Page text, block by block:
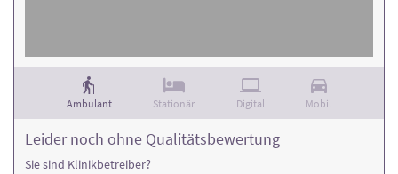
Ambulant Stationär Digital Mobil
Leider noch ohne Qualitätsbewertung
Sie sind Klinikbetreiber?